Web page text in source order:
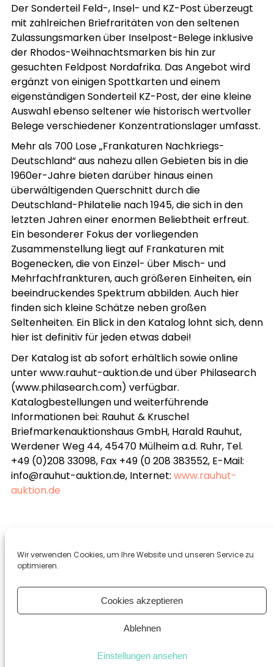
Wir verwenden Cookies, um Ihre Website und unseren Service zu
optimieren.
Cookies akzeptieren
Ablehnen
Einstellungen ansehen
Der Sonderteil Feld-, Insel- und KZ-Post überzeugt
mit zahlreichen Briefraritäten von den seltenen
Zulassungsmarken über Inselpost-Belege inklusive
der Rhodos-Weihnachtsmarken bis hin zur
gesuchten Feldpost Nordafrika. Das Angebot wird
ergänzt von einigen Spottkarten und einem
eigenständigen Sonderteil KZ-Post, der eine kleine
Auswahl ebenso seltener wie historisch wertvoller
Belege verschiedener Konzentrationslager umfasst.
Mehr als 700 Lose „Frankaturen Nachkriegs-
Deutschland“ aus nahezu allen Gebieten bis in die
1960er-Jahre bieten darüber hinaus einen
überwältigenden Querschnitt durch die
Deutschland-Philatelie nach 1945, die sich in den
letzten Jahren einer enormen Beliebtheit erfreut.
Ein besonderer Fokus der vorliegenden
Zusammenstellung liegt auf Frankaturen mit
Bogenecken, die von Einzel- über Misch- und
Mehrfachfrankturen, auch größeren Einheiten, ein
beeindruckendes Spektrum abbilden. Auch hier
finden sich kleine Schätze neben großen
Seltenheiten. Ein Blick in den Katalog lohnt sich, denn
hier ist definitiv für jeden etwas dabei!
Der Katalog ist ab sofort erhältlich sowie online
unter www.rauhut-auktion.de und über Philasearch
(www.philasearch.com) verfügbar.
Katalogbestellungen und weiterführende
Informationen bei: Rauhut & Kruschel
Briefmarkenauktionshaus GmbH, Harald Rauhut,
Werdener Weg 44, 45470 Mülheim a.d. Ruhr, Tel.
+49 (0)208 33098, Fax +49 (0 208 383552, E-Mail:
info@rauhut-auktion.de, Internet: www.rauhut-
auktion.de
Richtlinie (EU)